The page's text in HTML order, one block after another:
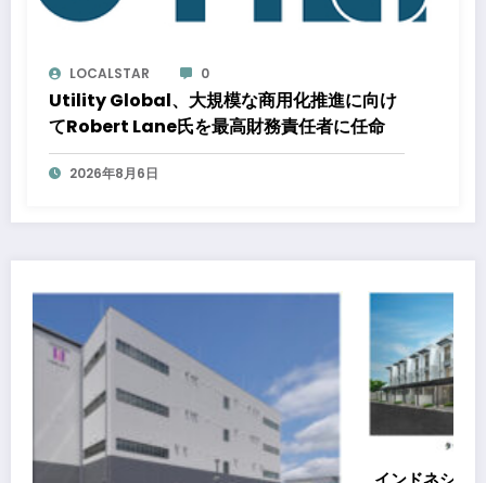
LOCALSTAR 0
Utility Global、大規模な商用化推進に向け
てRobert Lane氏を最高財務責任者に任命
2026年8月6日